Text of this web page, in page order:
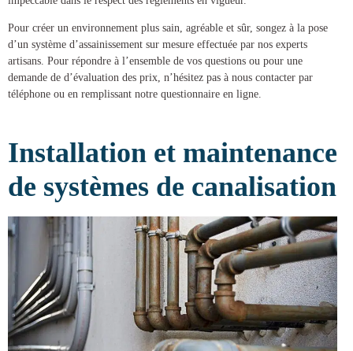
Pour créer un environnement plus sain, agréable et sûr, songez à la pose
d’un système d’assainissement sur mesure effectuée par nos experts
artisans. Pour répondre à l’ensemble de vos questions ou pour une
demande de d’évaluation des prix, n’hésitez pas à nous contacter par
téléphone ou en remplissant notre questionnaire en ligne.
Installation et maintenance
de systèmes de canalisation